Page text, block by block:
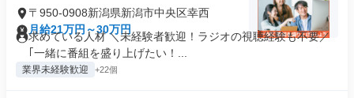
〒950-0908新潟県新潟市中央区幸西
月給21万円～30万円
求めている人材 ＼未経験者歓迎！ラジオの視聴経験も不要／
｢一緒に番組を盛り上げたい！...
業界未経験歓迎 +22個